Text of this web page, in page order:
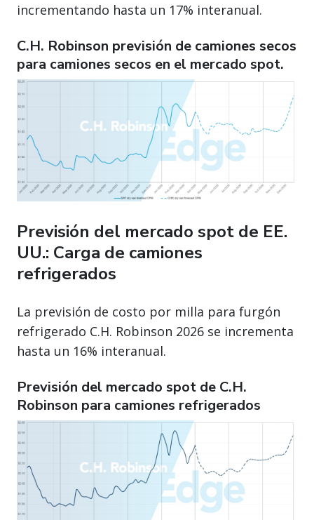
incrementando hasta un 17% interanual.
C.H. Robinson previsión de camiones secos
para camiones secos en el mercado spot.
Previsión del mercado spot de EE.
UU.: Carga de camiones
refrigerados
La previsión de costo por milla para furgón
refrigerado C.H. Robinson 2026 se incrementa
hasta un 16% interanual.
Previsión del mercado spot de C.H.
Robinson para camiones refrigerados